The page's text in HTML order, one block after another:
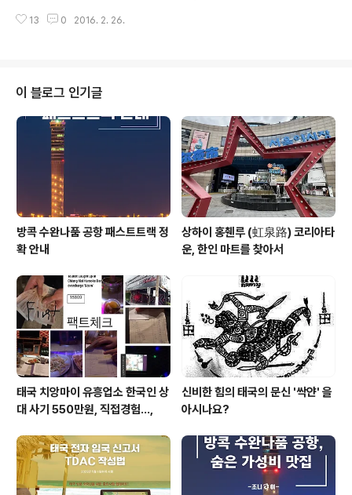
환승공항으로 뽑혔다. ..
으로 보이는 사람들에 행렬을 면세구역에서 볼 수 있다. 대
는 그들에 모습을 보고는 한국사람들이라고 한적이 있다.
회사직원들은 한국말을 알아들어서 말이다. 그래서 난 조
선족일 것이라는 말을 무심코 던지기도 했는데, 진짜 조선
족일까? ㅠㅠ 실제로 태국에는 불법체류하는 조선족이 상
당수 많이 거주하고 있다. 입국 절차가 까다롭고 고된 노동
에 시달려야 하는 한국행을..
13 0 2016. 2. 26.
이 블로그 인기글
방콕 수완나품 공항 패스트트랙 정
확 안내
상하이 홍췐루 (虹泉路) 코리아타
운, 한인 마트를 찾아서
태국 치앙마이 유흥업소 한국인 상
대 사기 550만원, 직접경험...,
신비한 힘의 태국의 문신 '싹얀' 을
아시나요?